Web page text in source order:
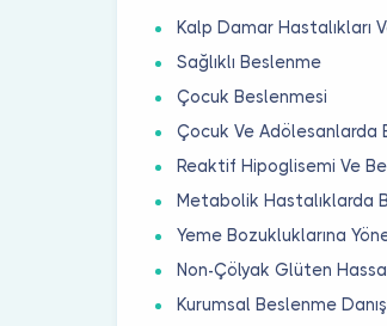
Kalp Damar Hastalıkları
Sağlıklı Beslenme
Çocuk Beslenmesi
Çocuk Ve Adölesanlarda
Reaktif Hipoglisemi Ve
Metabolik Hastalıklarda
Yeme Bozukluklarına
Non-Çölyak Glüten
Kurumsal Beslenme